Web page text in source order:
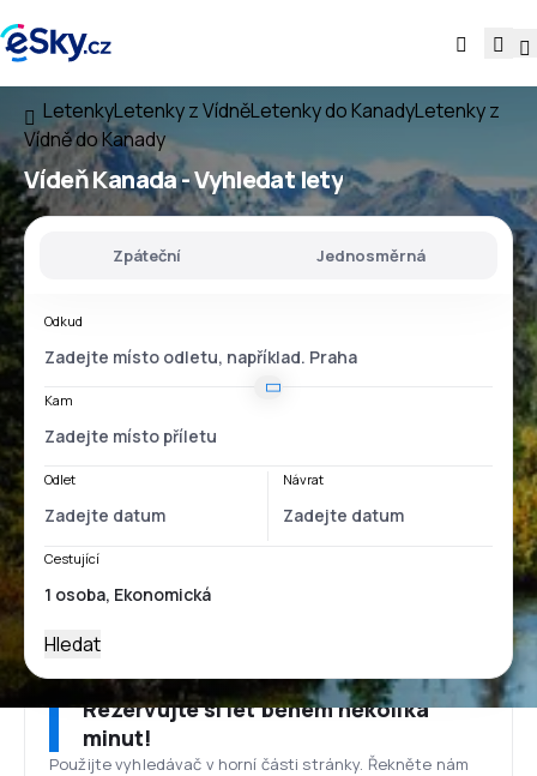
LetenkyLetenky z VídněLetenky do KanadyLetenky z
Vídně do Kanady
Vídeň Kanada- Vyhledat lety
Zpáteční Jednosměrná
Odkud
Kam
Odlet Návrat
Cestující
Hledat
Rezervujte si let během několika
minut!
Použijte vyhledávač v horní části stránky. Řekněte nám